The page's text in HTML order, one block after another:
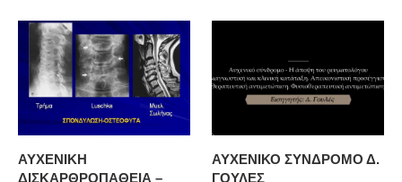
ΑΥΧΕΝΙΚΗ
ΔΙΣΚΑΡΘΡΟΠΑΘΕΙΑ –
ΑΥΧΕΝΙΚΟ ΣΥΝΔΡΟΜΟ Δ.
ΓΟΥΛΕΣ